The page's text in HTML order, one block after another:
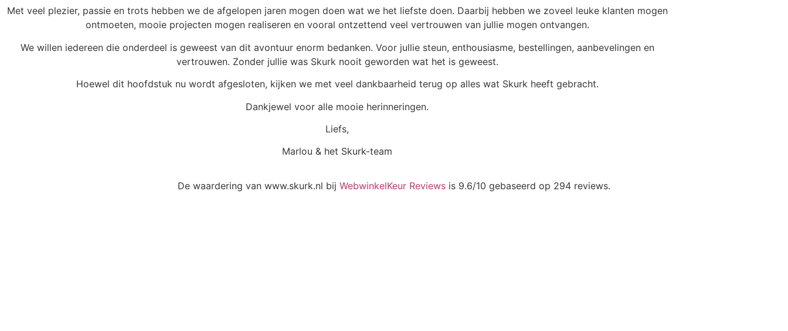
Met veel plezier, passie en trots hebben we de afgelopen jaren mogen doen wat we het liefste doen. Daarbij hebben we zoveel leuke klanten mogen
ontmoeten, mooie projecten mogen realiseren en vooral ontzettend veel vertrouwen van jullie mogen ontvangen.
We willen iedereen die onderdeel is geweest van dit avontuur enorm bedanken. Voor jullie steun, enthousiasme, bestellingen, aanbevelingen en
vertrouwen. Zonder jullie was Skurk nooit geworden wat het is geweest.
Hoewel dit hoofdstuk nu wordt afgesloten, kijken we met veel dankbaarheid terug op alles wat Skurk heeft gebracht.
Dankjewel voor alle mooie herinneringen.
Liefs,
Marlou & het Skurk-team
De waardering van www.skurk.nl bij WebwinkelKeur Reviews is 9.6/10 gebaseerd op 294 reviews.